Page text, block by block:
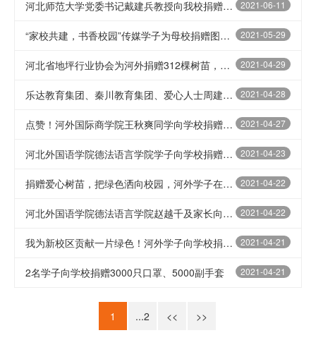
2021-06-11
河北师范大学党委书记戴建兵教授向我校捐赠多套系列丛书
2021-05-29
“家校共建，书香校园”传媒学子为母校捐赠图书4000余册
2021-04-29
河北省地坪行业协会为河外捐赠312棵树苗，共建绿色新校园
2021-04-28
乐达教育集团、秦川教育集团、爱心人士周建新先生向河北外国语学院“千亩秀林”工程捐赠树苗
2021-04-27
点赞！河外国际商学院王秋爽同学向学校捐赠5000副手套、1000个垃圾袋！
2021-04-23
河北外国语学院德法语言学院学子向学校捐赠树苗6000余株
2021-04-22
捐赠爱心树苗，把绿色洒向校园，河外学子在新校区植下“西点教官林”“党员林”
2021-04-22
河北外国语学院德法语言学院赵越千及家长向新校区捐赠200棵丁香树苗
2021-04-21
我为新校区贡献一片绿色！河外学子向学校捐赠树苗1268棵
2021-04-21
2名学子向学校捐赠3000只口罩、5000副手套
1 ...2 << >>